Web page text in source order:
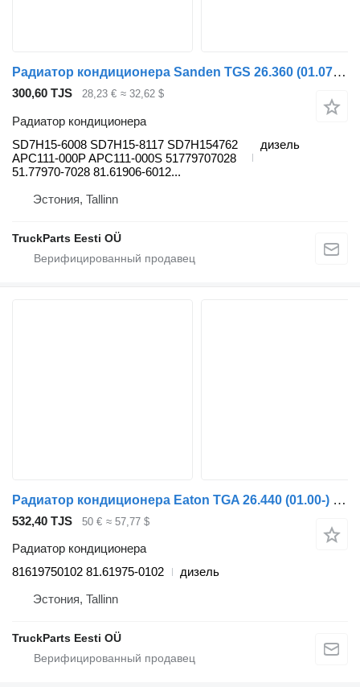
Радиатор кондиционера Sanden TGS 26.360 (01.07-) SD7H15-6008 для тягача MAN TGL, TGM, TGS, TGX (2005-2021)
300,60 TJS 28,23 € ≈ 32,62 $
Радиатор кондиционера
SD7H15-6008 SD7H15-8117 SD7H154762
APC111-000P APC111-000S 51779707028
51.77970-7028 81.61906-6012...
дизель
Эстония, Tallinn
TruckParts Eesti OÜ
Радиатор кондиционера Eaton TGA 26.440 (01.00-) 81619750102 для тягача MAN 4-series, TGA (1993-2009)
532,40 TJS 50 € ≈ 57,77 $
Радиатор кондиционера
81619750102 81.61975-0102
дизель
Эстония, Tallinn
TruckParts Eesti OÜ